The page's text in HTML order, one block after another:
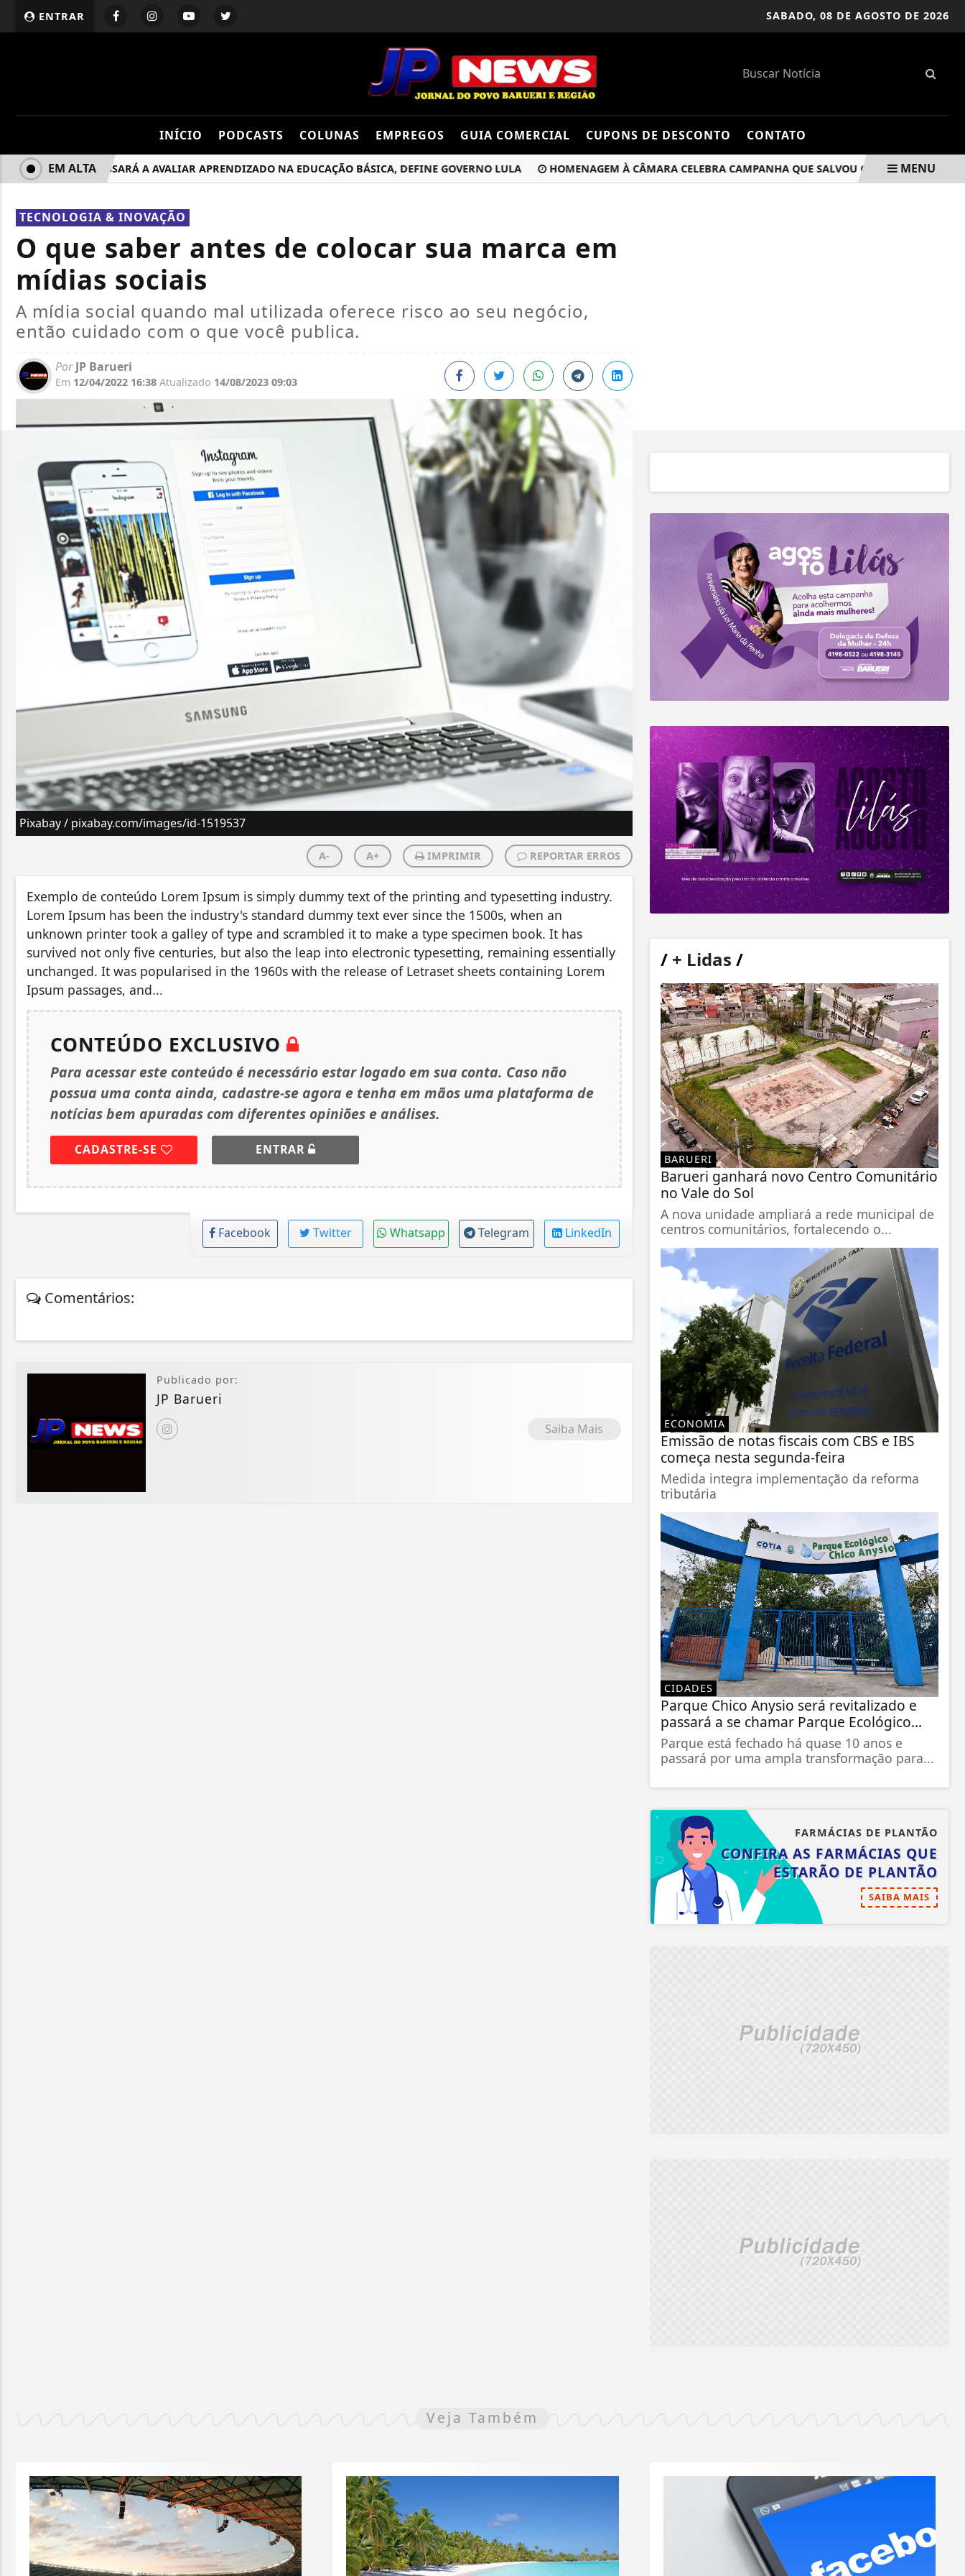
ENTRAR SABADO, 08 DE AGOSTO DE 2026
INÍCIO PODCASTS COLUNAS EMPREGOS GUIA COMERCIAL CUPONS DE DESCONTO CONTATO
ENEM PASSARÁ A AVALIAR APRENDIZADO NA EDUCAÇÃO BÁSICA, DEFINE GOVERNO LULA HOMENAGEM À CÂMARA CELEBRA CAMPANHA QUE SALVOU QUASE 500 VIDAS
EM ALTA MENU
TECNOLOGIA & INOVAÇÃO
O que saber antes de colocar sua marca em
mídias sociais
A mídia social quando mal utilizada oferece risco ao seu negócio,
então cuidado com o que você publica.
PorJP Barueri
Em 12/04/2022 16:38 Atualizado 14/08/2023 09:03
Pixabay / pixabay.com/images/id-1519537
A- A+ IMPRIMIR REPORTAR ERROS
Exemplo de conteúdo Lorem Ipsum is simply dummy text of the printing and typesetting industry.
Lorem Ipsum has been the industry's standard dummy text ever since the 1500s, when an
unknown printer took a galley of type and scrambled it to make a type specimen book. It has
survived not only five centuries, but also the leap into electronic typesetting, remaining essentially
unchanged. It was popularised in the 1960s with the release of Letraset sheets containing Lorem
Ipsum passages, and...
CONTEÚDO EXCLUSIVO
Para acessar este conteúdo é necessário estar logado em sua conta. Caso não
possua uma conta ainda, cadastre-se agora e tenha em mãos uma plataforma de
notícias bem apuradas com diferentes opiniões e análises.
CADASTRE-SE ENTRAR
Facebook Twitter Whatsapp Telegram LinkedIn
Comentários:
Publicado por:
JP Barueri
Saiba Mais
/+ Lidas /
BARUERI
Barueri ganhará novo Centro Comunitário
no Vale do Sol
A nova unidade ampliará a rede municipal de
centros comunitários, fortalecendo o...
ECONOMIA
Emissão de notas fiscais com CBS e IBS
começa nesta segunda-feira
Medida integra implementação da reforma
tributária
CIDADES
Parque Chico Anysio será revitalizado e
passará a se chamar Parque Ecológico...
Parque está fechado há quase 10 anos e
passará por uma ampla transformação para...
FARMÁCIAS DE PLANTÃO
CONFIRA AS FARMÁCIAS QUE
ESTARÃO DE PLANTÃO
SAIBA MAIS
Veja Também